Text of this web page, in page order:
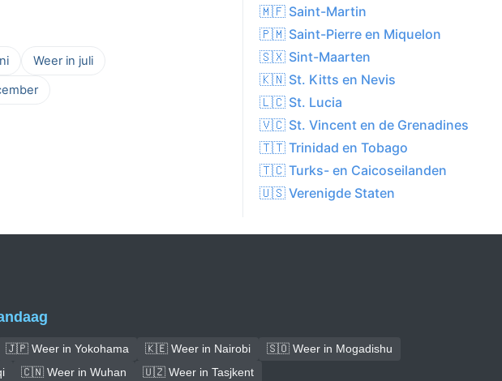
Weer in juli
🇲🇫 Saint-Martin
🇵🇲 Saint-Pierre en Miquelon
🇸🇽 Sint-Maarten
🇰🇳 St. Kitts en Nevis
🇱🇨 St. Lucia
🇻🇨 St. Vincent en de Grenadines
🇹🇹 Trinidad en Tobago
🇹🇨 Turks- en Caicoseilanden
🇺🇸 Verenigde Staten
🇯🇵 Weer in Yokohama 🇰🇪 Weer in Nairobi
🇸🇴 Weer in Mogadishu
🇨🇳 Weer in Wuhan 🇺🇿 Weer in Tasjkent